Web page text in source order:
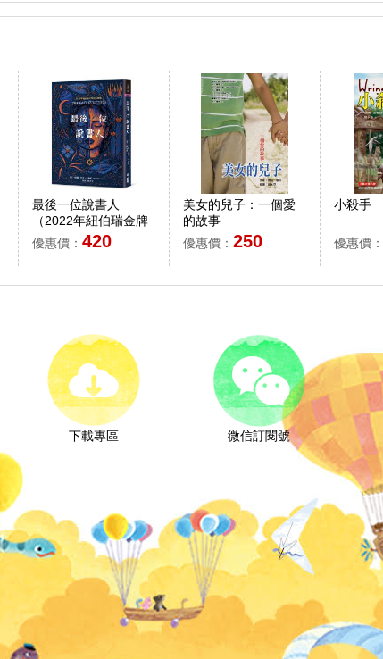
最後一位說書人
（2022年紐伯瑞金牌
獎）
優惠價： 420
美女的兒子：一個愛
的故事
優惠價： 250
小殺手
優惠價：
下載專區 微信訂閱號